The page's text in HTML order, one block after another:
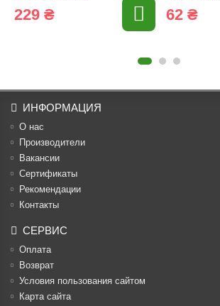
229 ₴ 62 ₴
ИНФОРМАЦИЯ
О нас
Производители
Вакансии
Cертификаты
Рекомендации
Контакты
СЕРВИС
Оплата
Возврат
Условия пользования сайтом
Карта сайта